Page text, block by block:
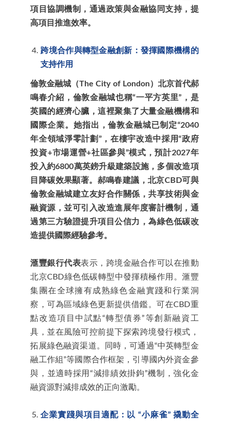
項目協調機制，通過政策與金融協同支持，提
高項目推進效率。
跨境合作與轉型金融創新：發揮國際機構的
支持作用
倫敦金融城（The City of London）北京首代郝
鳴春介紹，倫敦金融城也稱“一平方英里”，是
英國的經濟心臟，這裡聚集了大量金融機構和
國際企業。她指出，倫敦金融城已制定“2040
年全領域淨零計劃”，在樓宇改造中採用“政府
投資+市場運營+社區參與”模式，預計2027年
投入約6800萬英鎊升級建築設施，多個改造項
目降碳效果顯著。郝鳴春建議，北京CBD可與
倫敦金融城建立友好合作關係，共享技術與金
融資源，並可引入改造進展年度審計機制，通
過第三方驗證提升項目公信力，為綠色低碳改
造提供國際經驗參考。
滙豐銀行代表表示，跨境金融合作可以在推動
北京CBD綠色低碳轉型中發揮積極作用。滙豐
集團在全球擁有成熟綠色金融實踐和行業洞
察，可為區域綠色更新提供借鑑。可在CBD重
點改造項目中試點“轉型債券”等創新融資工
具，並在風險可控前提下探索跨境發行模式，
拓展綠色融資渠道。同時，可通過“中英轉型金
融工作組”等國際合作框架，引導國內外資金參
與，並適時採用“減排績效掛鉤”機制，強化金
融資源對減排成效的正向激勵。
企業實踐與項目適配：以 “小麻雀” 撬動全